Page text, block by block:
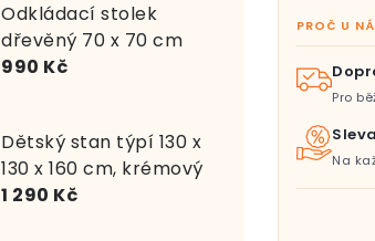
Odkládací stolek
dřevěný 70 x 70 cm
990 Kč
Dětský stan týpí 130 x
130 x 160 cm, krémový
1 290 Kč
PROČ U
Pro
Na